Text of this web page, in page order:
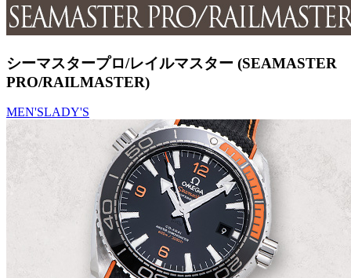
シーマスタープロ/レイルマスター (SEAMASTER
PRO/RAILMASTER)
MEN'SLADY'S